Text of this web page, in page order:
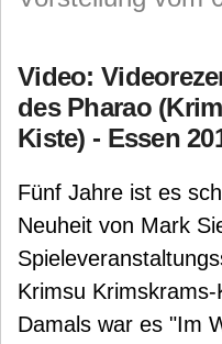
Video:
des Pharao
Kiste) - Essen
Fünf Jahre ist es
Neuheit von Mark
Krimsu
Damals war es "Im